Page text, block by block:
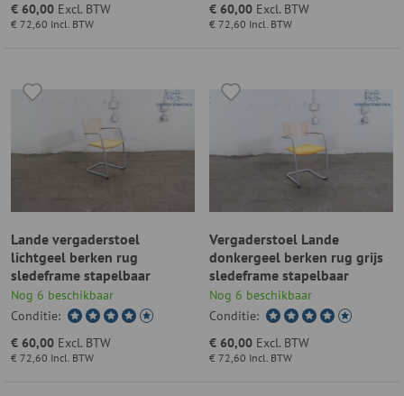
€ 72,60 Incl. BTW
€ 60,00 Excl. BTW
€ 72,60 Incl. BTW
€ 60,00 Excl. BTW
Lande vergaderstoel
lichtgeel berken rug
sledeframe stapelbaar
Nog 6 beschikbaar
Conditie:
€ 72,60 Incl. BTW
€ 60,00 Excl. BTW
Vergaderstoel Lande
donkergeel berken rug grijs
sledeframe stapelbaar
Nog 6 beschikbaar
Conditie:
€ 72,60 Incl. BTW
€ 60,00 Excl. BTW